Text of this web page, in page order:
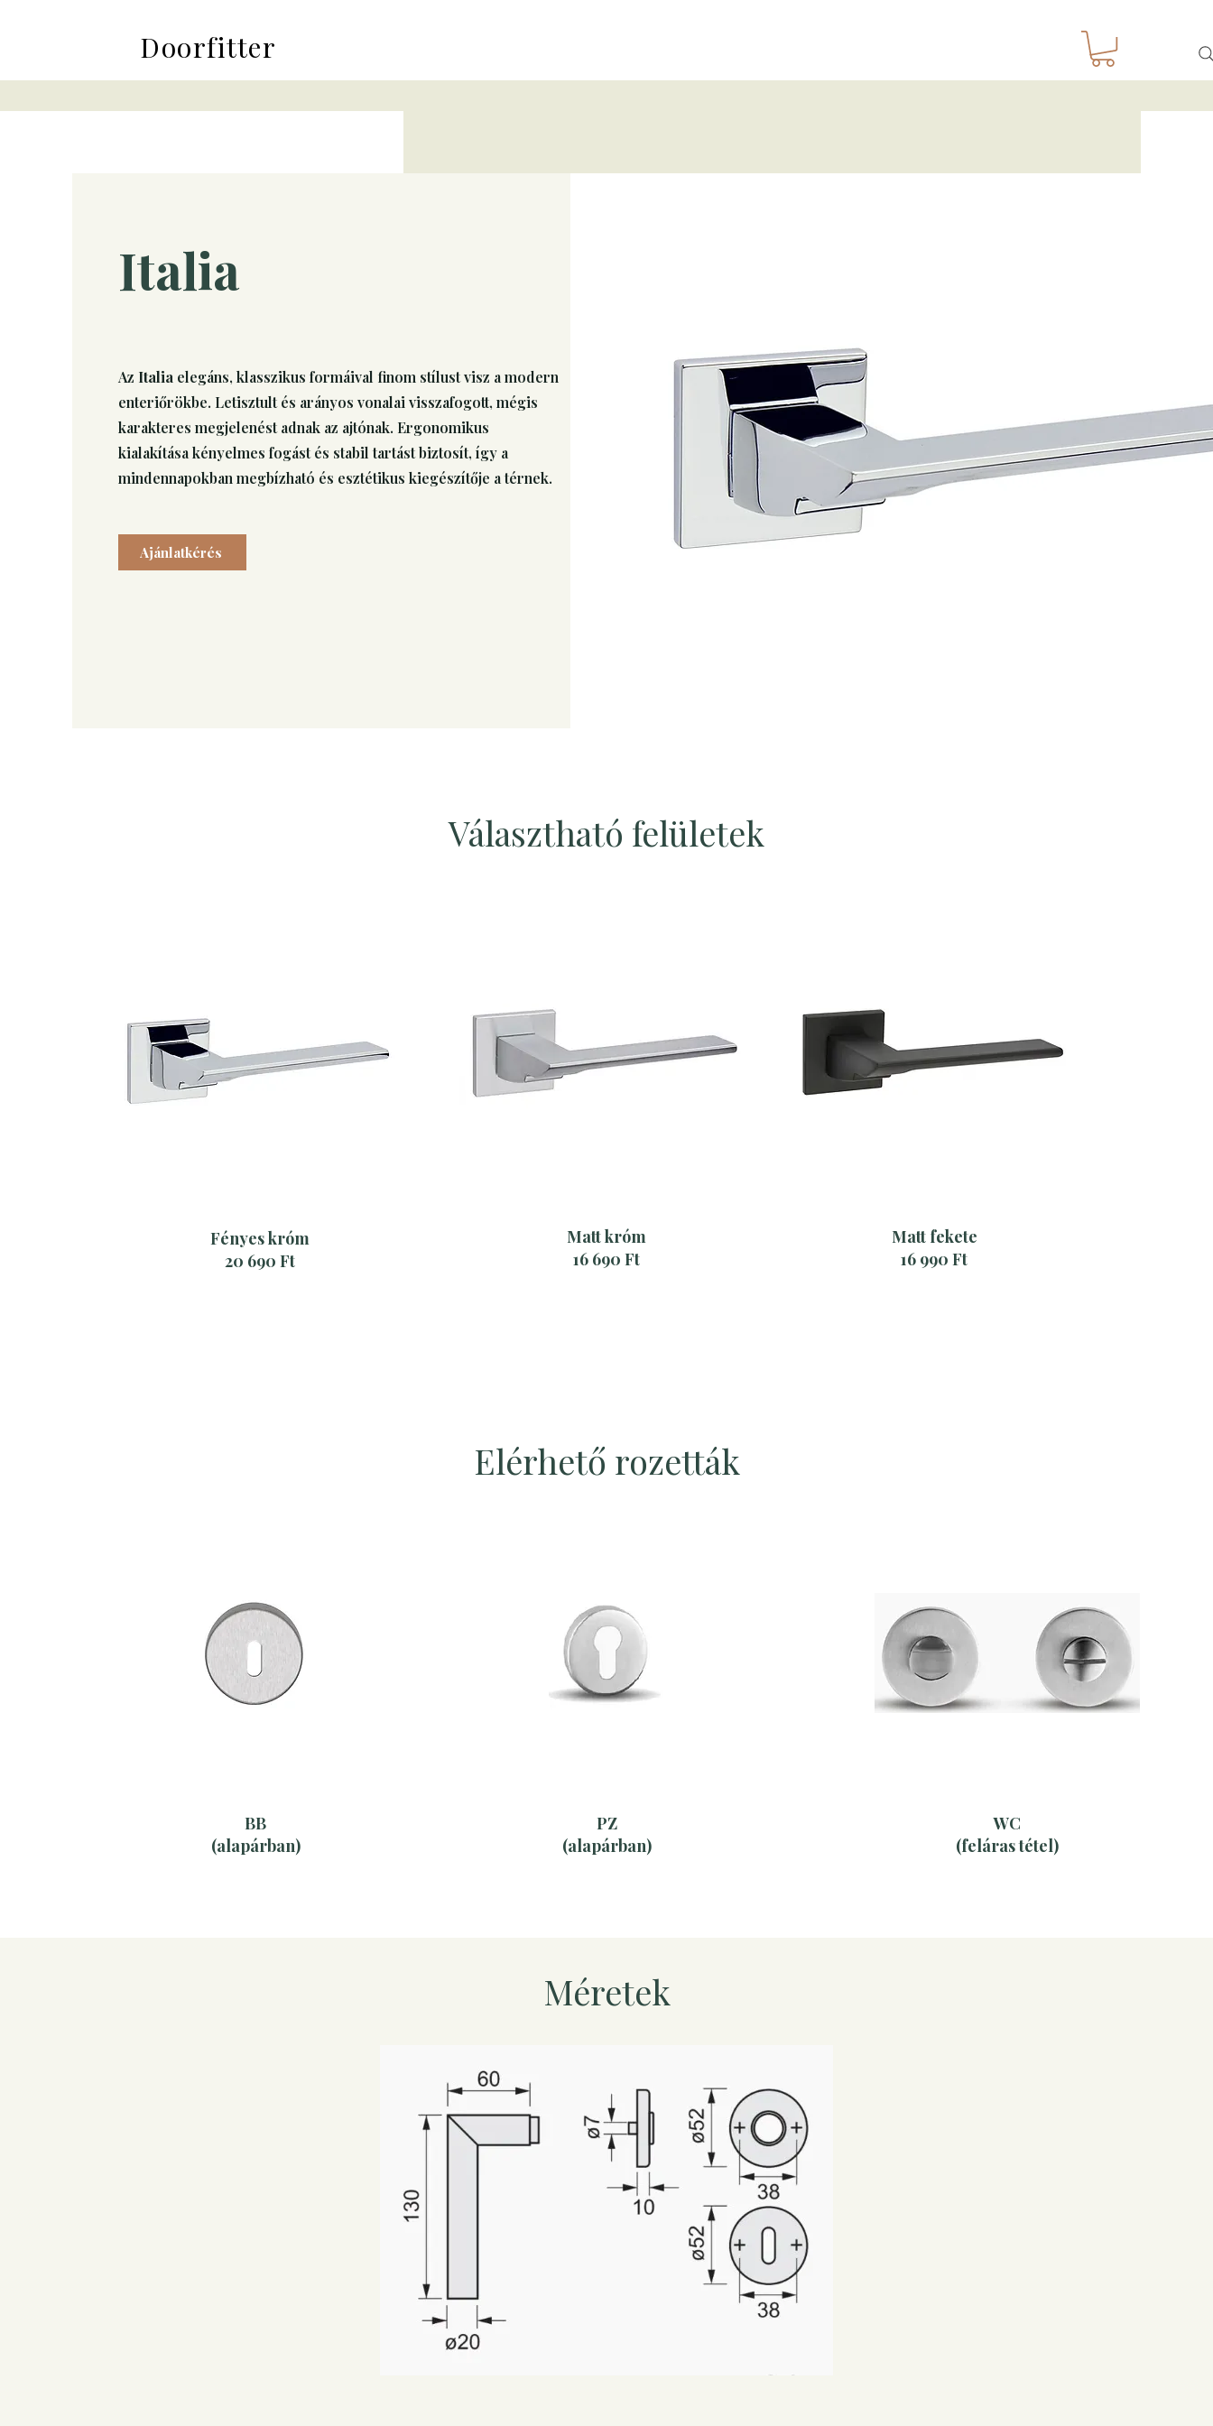
Doorfitter
Italia
Az Italia elegáns, klasszikus formáival finom stílust visz a modern
enteriőrökbe. Letisztult és arányos vonalai visszafogott, mégis
karakteres megjelenést adnak az ajtónak. Ergonomikus
kialakítása kényelmes fogást és stabil tartást biztosít, így a
mindennapokban megbízható és esztétikus kiegészítője a térnek.
Ajánlatkérés
Választható felületek
Fényes króm
20 690 Ft
Matt króm
16 690 Ft
Matt fekete
16 990 Ft
Elérhető rozetták
BB
(alapárban)
PZ
(alapárban)
WC
(feláras tétel)
Méretek